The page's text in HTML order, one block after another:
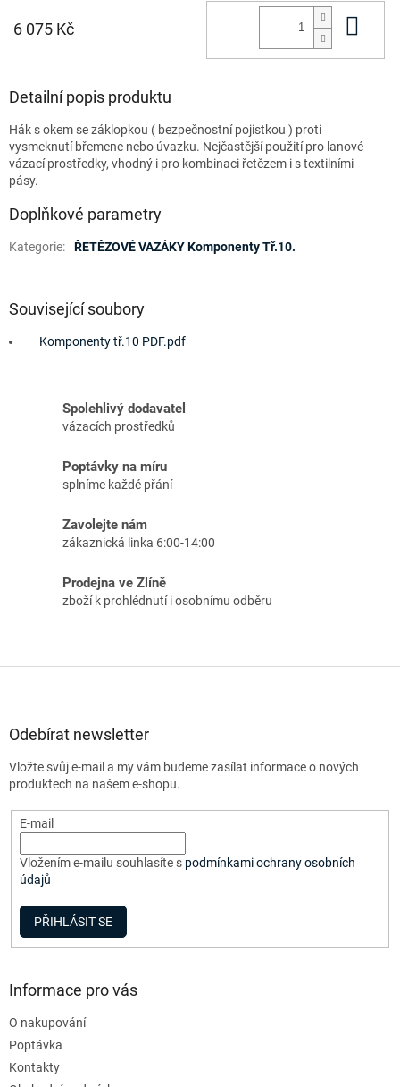
6 075 Kč
Detailní popis produktu
Hák s okem se záklopkou ( bezpečnostní pojistkou ) proti
vysmeknutí břemene nebo úvazku. Nejčastější použití pro lanové
vázací prostředky, vhodný i pro kombinaci řetězem i s textilními
pásy.
Doplňkové parametry
Kategorie: ŘETĚZOVÉ VAZÁKY Komponenty Tř.10.
Související soubory
Komponenty tř.10 PDF.pdf
Spolehlivý dodavatel
vázacích prostředků
Poptávky na míru
splníme každé přání
Zavolejte nám
zákaznická linka 6:00-14:00
Prodejna ve Zlíně
zboží k prohlédnutí i osobnímu odběru
Odebírat newsletter
Vložte svůj e-mail a my vám budeme zasílat informace o nových
produktech na našem e-shopu.
E-mail
Vložením e-mailu souhlasíte s podmínkami ochrany osobních
údajů
PŘIHLÁSIT SE
Informace pro vás
O nakupování
Poptávka
Kontakty